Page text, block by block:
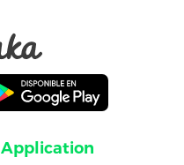
Application